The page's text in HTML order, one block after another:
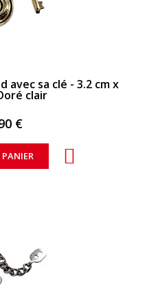
sa clé - 3.2 cm x
clair
€